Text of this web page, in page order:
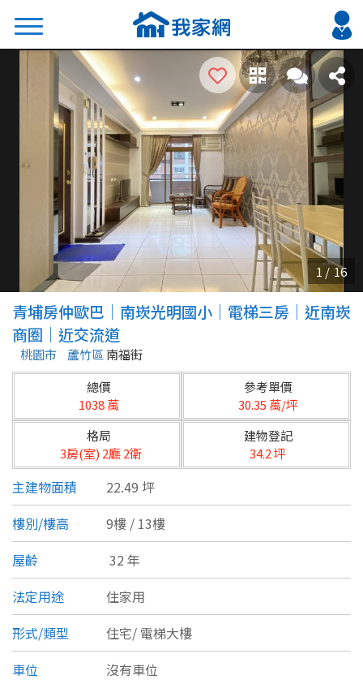
搜尋
熱門關鍵字
2026 台北降價好屋限量釋出
2026 新北降價好屋限量釋出
2026 台中降價好屋限量釋出
2026 台南降價好屋限量釋出
2026 高雄降價好屋限量釋出
縣市
不限
台北市
基隆市
新北市
宜蘭縣
桃園市
新竹市
新竹縣
苗栗縣
台中市
區域
類型(可複選)
不拘 公寓 電梯大樓 套房
別墅 透天厝 樓中樓 華廈
農舍 辦公 店面 工廠
青埔房仲歐巴｜南崁光明國小｜電梯三房｜近南崁
商圈｜近交流道
桃園市 蘆竹區 南福街
總價
1038 萬
參考單價
30.35 萬/坪
格局
3房(室) 2廳 2衛
建物登記
34.2 坪
主建物面積
22.49 坪
樓別/樓高
9樓 / 13樓
屋齡
32 年
法定用途
住家用
形式/類型
住宅/ 電梯大樓
車位
沒有車位